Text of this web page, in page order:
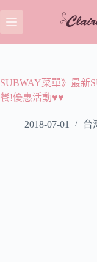
至
主
容
SUBWAY菜單》最新
餐!優惠活動♥♥
2018-07-01 台